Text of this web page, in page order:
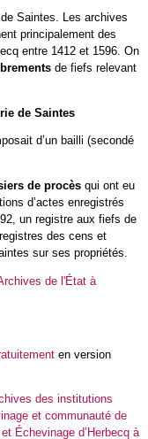
Saintes. Les archives
principalement des
entre 1412 et 1596. On
de fiefs relevant
de Saintes
d’un bailli (secondé
de procèsqui ont eu
d’actes enregistrés
un registre aux fiefs de
des cens et
sur ses propriétés.
de l'État à
en version
des institutions
et communauté de
Échevinage d’Herbecq à